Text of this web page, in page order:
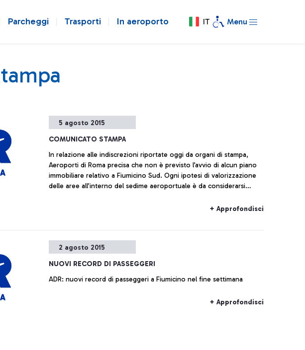
Parcheggi Trasporti In aeroporto IT Menu
5 agosto 2015
COMUNICATO STAMPA
In relazione alle indiscrezioni riportate oggi da organi di stampa,
Aeroporti di Roma precisa che non è previsto l’avvio di alcun piano
immobiliare relativo a Fiumicino Sud. Ogni ipotesi di valorizzazione
delle aree all’interno del sedime aeroportuale è da considerarsi
+ Approfondisci
2 agosto 2015
NUOVI RECORD DI PASSEGGERI
ADR: nuovi record di passeggeri a Fiumicino nel fine settimana
+ Approfondisci